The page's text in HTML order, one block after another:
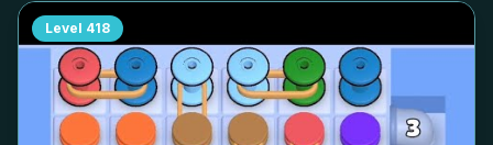
Level 418